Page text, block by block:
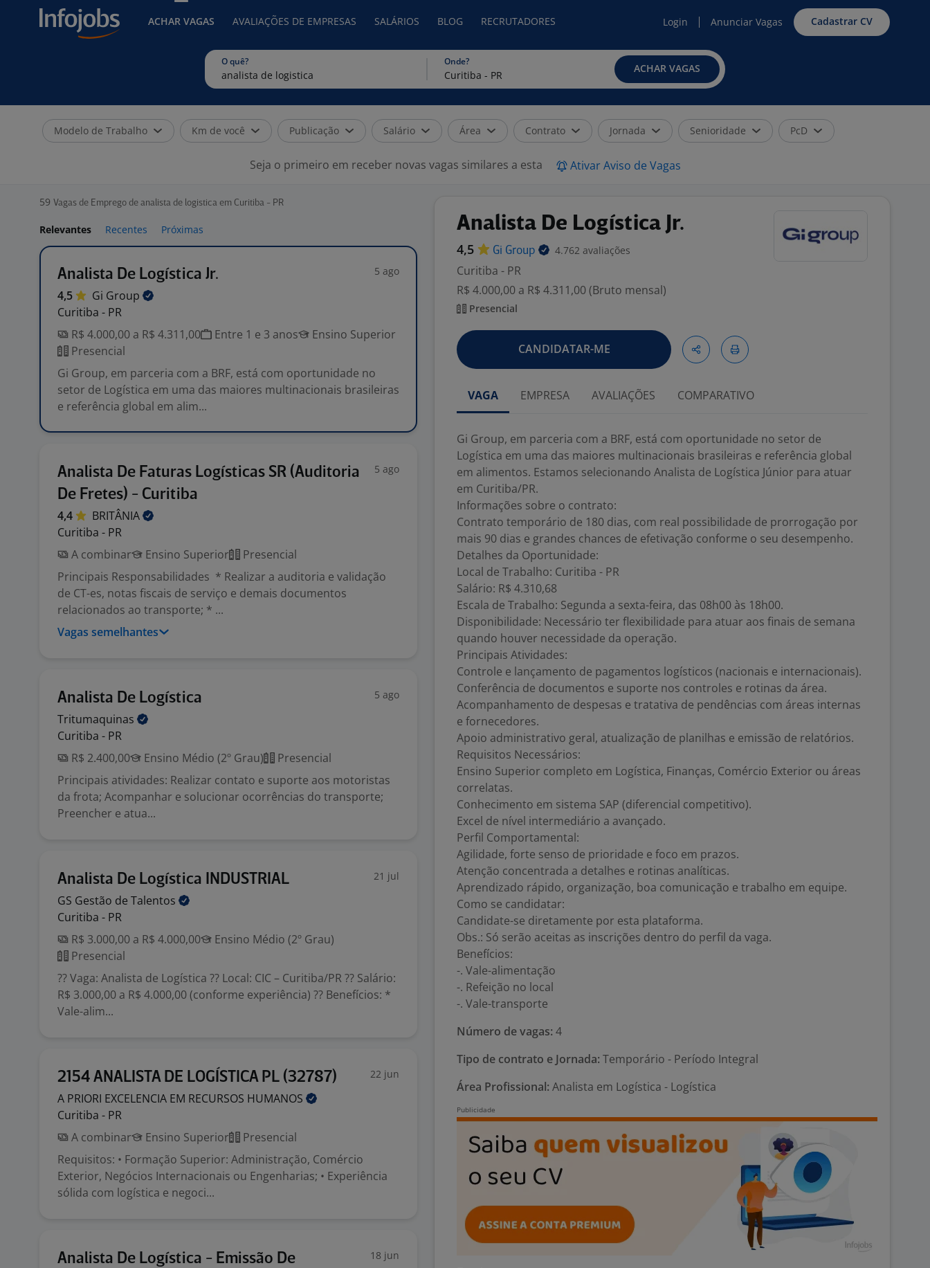
ACHAR VAGAS AVALIAÇÕES DE EMPRESAS SALÁRIOS BLOG RECRUTADORES Login Anunciar Vagas Cadastrar CV
O quê? Onde?
ACHAR VAGAS
Modelo de Trabalho Km de você Publicação Salário Área Contrato Jornada Senioridade PcD
Seja o primeiro em receber novas vagas similares a esta Ativar Aviso de Vagas
59 Vagas de Emprego de analista de logistica em Curitiba - PR
Relevantes Recentes Próximas
Analista De Logística Jr. 5 ago
4,5 Gi Group
Curitiba - PR
R$ 4.000,00 a R$ 4.311,00
Entre 1 e 3 anos
Ensino Superior
Presencial
Gi Group, em parceria com a BRF, está com oportunidade no
setor de Logística em uma das maiores multinacionais brasileiras
e referência global em alim...
Analista De Faturas Logísticas SR (Auditoria
De Fretes) - Curitiba
5 ago
4,4
BRITÂNIA
Curitiba - PR
A combinar
Ensino Superior
Presencial
Principais Responsabilidades * Realizar a auditoria e validação
de CT-es, notas fiscais de serviço e demais documentos
relacionados ao transporte; * ...
Vagas semelhantes
Analista De Logística 5 ago
Tritumaquinas
Curitiba - PR
R$ 2.400,00
Ensino Médio (2º Grau)
Presencial
Principais atividades: Realizar contato e suporte aos motoristas
da frota; Acompanhar e solucionar ocorrências do transporte;
Preencher e atua...
Analista De Logística INDUSTRIAL 21 jul
GS Gestão de Talentos
Curitiba - PR
R$ 3.000,00 a R$ 4.000,00
Ensino Médio (2º Grau)
Presencial
?? Vaga: Analista de Logística ?? Local: CIC – Curitiba/PR ?? Salário:
R$ 3.000,00 a R$ 4.000,00 (conforme experiência) ?? Benefícios: *
Vale-alim...
2154 ANALISTA DE LOGÍSTICA PL (32787) 22 jun
A PRIORI EXCELENCIA EM RECURSOS HUMANOS
Curitiba - PR
A combinar
Ensino Superior
Presencial
Requisitos: • Formação Superior: Administração, Comércio
Exterior, Negócios Internacionais ou Engenharias; • Experiência
sólida com logística e negoci...
Analista De Logística - Emissão De
18 jun
Analista De Logística Jr.
4,5 Gi Group 4.762 avaliações
Curitiba - PR
R$ 4.000,00 a R$ 4.311,00 (Bruto mensal)
Presencial
CANDIDATAR-ME
VAGA EMPRESA AVALIAÇÕES COMPARATIVO
Gi Group, em parceria com a BRF, está com oportunidade no setor de
Logística em uma das maiores multinacionais brasileiras e referência global
em alimentos. Estamos selecionando Analista de Logística Júnior para atuar
em Curitiba/PR.
Informações sobre o contrato:
Contrato temporário de 180 dias, com real possibilidade de prorrogação por
mais 90 dias e grandes chances de efetivação conforme o seu desempenho.
Detalhes da Oportunidade:
Local de Trabalho: Curitiba - PR
Salário: R$ 4.310,68
Escala de Trabalho: Segunda a sexta-feira, das 08h00 às 18h00.
Disponibilidade: Necessário ter flexibilidade para atuar aos finais de semana
quando houver necessidade da operação.
Principais Atividades:
Controle e lançamento de pagamentos logísticos (nacionais e internacionais).
Conferência de documentos e suporte nos controles e rotinas da área.
Acompanhamento de despesas e tratativa de pendências com áreas internas
e fornecedores.
Apoio administrativo geral, atualização de planilhas e emissão de relatórios.
Requisitos Necessários:
Ensino Superior completo em Logística, Finanças, Comércio Exterior ou áreas
correlatas.
Conhecimento em sistema SAP (diferencial competitivo).
Excel de nível intermediário a avançado.
Perfil Comportamental:
Agilidade, forte senso de prioridade e foco em prazos.
Atenção concentrada a detalhes e rotinas analíticas.
Aprendizado rápido, organização, boa comunicação e trabalho em equipe.
Como se candidatar:
Candidate-se diretamente por esta plataforma.
Obs.: Só serão aceitas as inscrições dentro do perfil da vaga.
Benefícios:
-. Vale-alimentação
-. Refeição no local
-. Vale-transporte
Número de vagas: 4
Tipo de contrato e Jornada: Temporário - Período Integral
Área Profissional: Analista em Logística - Logística